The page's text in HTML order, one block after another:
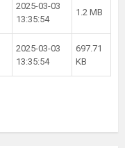
2025-03-03
13:35:54
1.2 MB
2025-03-03
13:35:54
697.71
KB